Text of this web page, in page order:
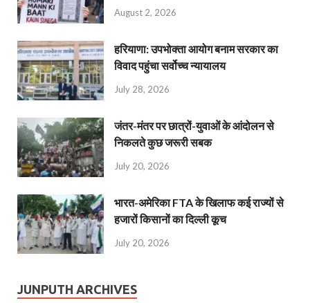
August 2, 2026
हरियाणा: उपभोक्ता आयोग बनाम सरकार का
विवाद पहुंचा सर्वोच्च न्यायालय
July 28, 2026
जंतर-मंतर पर छात्रों-युवाओं के आंदोलन से
निकलते कुछ जरूरी सबक
July 20, 2026
भारत-अमेरिका FTA के खिलाफ कई राज्यों से
हजारों किसानों का दिल्ली कूच
July 20, 2026
JUNPUTH ARCHIVES